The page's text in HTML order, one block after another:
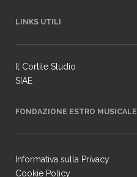
LINKS UTILI
Il Cortile Studio
SIAE
FONDAZIONE ESTRO MUSICALE
Informativa sulla Privacy
Cookie Policy